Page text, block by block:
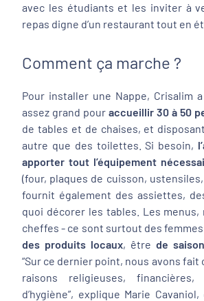
avec les étudiants et les inviter à
repas digne d’un restaurant tout en
Comment ça marche ?
Pour installer une Nappe, Crisalim
assez grand pour accueillir 30 à 50
de tables et de chaises, et disposant
autre que des toilettes. Si besoin,
apporter tout l’équipement
(four, plaques de cuisson,
fournit également des assiettes,
quoi décorer les tables. Les menus,
cheffes - ce sont surtout des
des produits locaux, être de saison
“Sur ce dernier point, nous avons fait
raisons religieuses, financières,
d’hygiène”, explique Marie